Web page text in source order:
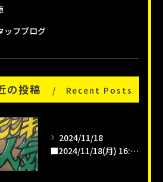
ッフブログ
の投稿 Recent Posts
2024/11/18
■2024/11/18(月) 16:00pm